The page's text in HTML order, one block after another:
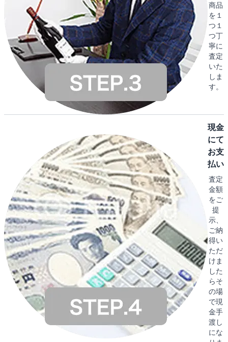
商品
を１
つ１
つ丁
寧に
査定
いた
しま
す。
現金
にて
お支
払い
査定
金額
をご
提
示、
ご納
得い
ただ
けま
した
らそ
の場
で現
金手
渡し
にな